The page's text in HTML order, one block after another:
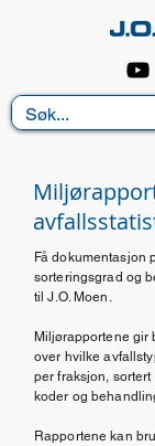
Få dokumentasjon
sorteringsgrad og
til J.O. Moen.
Miljørapportene gir
over hvilke
per fraksjon,
koder og
Rapportene kan